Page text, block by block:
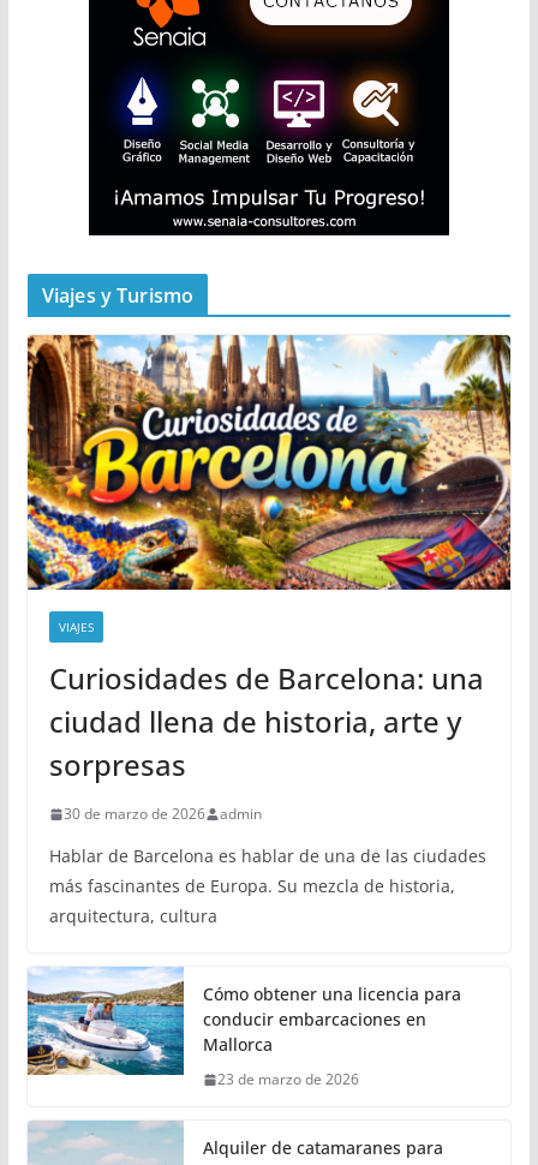
Viajes y Turismo
VIAJES
Curiosidades de Barcelona: una
ciudad llena de historia, arte y
sorpresas
30 de marzo de 2026 admin
Hablar de Barcelona es hablar de una de las ciudades
más fascinantes de Europa. Su mezcla de historia,
arquitectura, cultura
Cómo obtener una licencia para
conducir embarcaciones en
Mallorca
23 de marzo de 2026
Alquiler de catamaranes para